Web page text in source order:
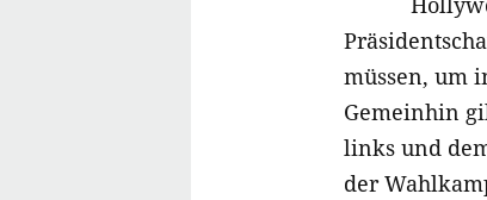
müssen, um
Gemeinhin
links und
der